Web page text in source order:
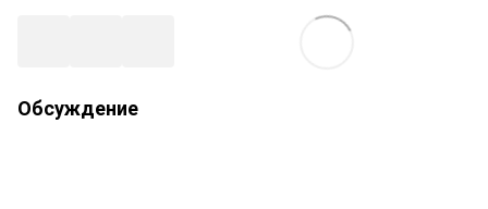
Обсуждение